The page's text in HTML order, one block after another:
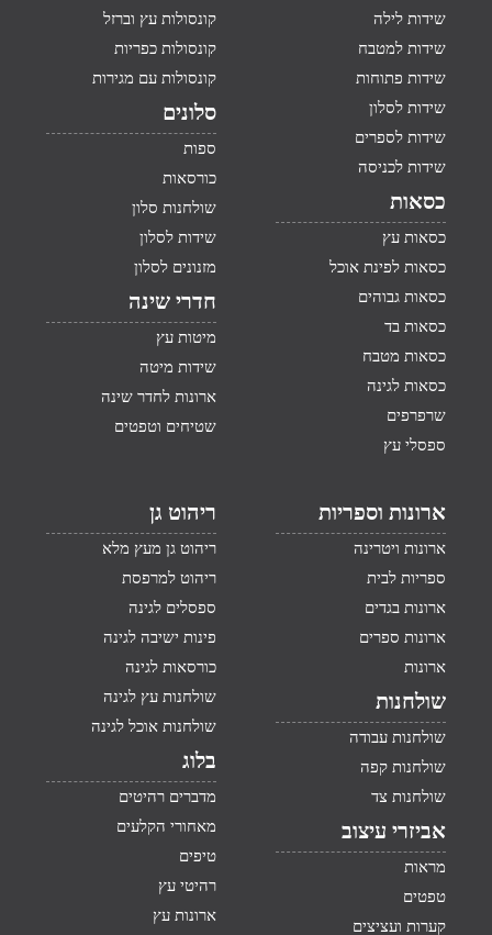
שידות לילה
שידות למטבח
שידות פתוחות
שידות לסלון
שידות לספרים
שידות לכניסה
כסאות
כסאות עץ
כסאות לפינת אוכל
כסאות גבוהים
כסאות בד
כסאות מטבח
כסאות לגינה
שרפרפים
ספסלי עץ
קונסולות עץ וברזל
קונסולות כפריות
קונסולות עם מגירות
סלונים
ספות
כורסאות
שולחנות סלון
שידות לסלון
מזנונים לסלון
חדרי שינה
מיטות עץ
שידות מיטה
ארונות לחדר שינה
שטיחים וטפטים
ארונות וספריות
ארונות ויטרינה
ספריות לבית
ארונות בגדים
ארונות ספרים
ארונות
שולחנות
שולחנות עבודה
שולחנות קפה
שולחנות צד
אביזרי עיצוב
מראות
טפטים
קערות ועציצים
ריהוט גן
ריהוט גן מעץ מלא
ריהוט למרפסת
ספסלים לגינה
פינות ישיבה לגינה
כורסאות לגינה
שולחנות עץ לגינה
שולחנות אוכל לגינה
בלוג
מדברים רהיטים
מאחורי הקלעים
טיפים
רהיטי עץ
ארונות עץ